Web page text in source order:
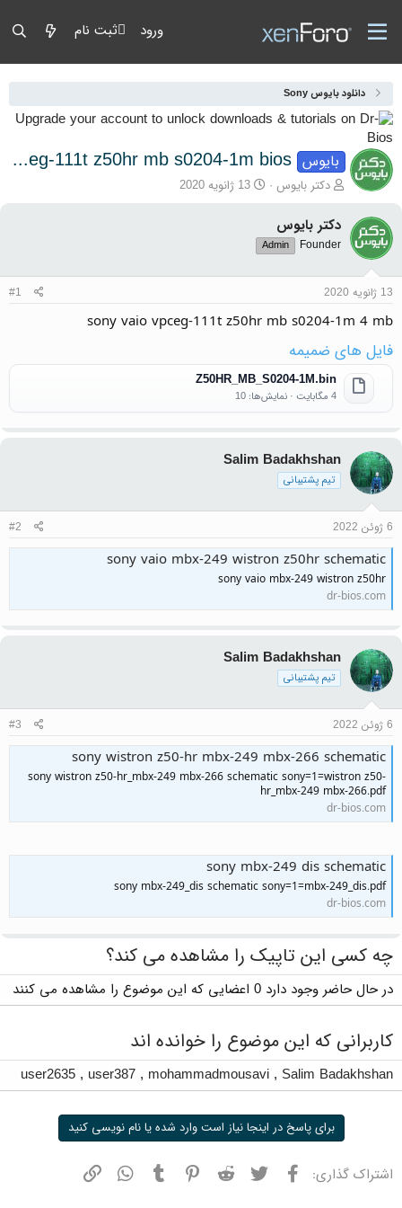
ورود ثبت نام
دانلود بایوس Sony
بایوس sony vaio vpceg-111t z50hr mb s0204-1m bios
آغازگر گفتمان
دکتر بایوس تاریخ شروع
13 ژانویه 2020
دکتر بایوس
Founder
Admin
13 ژانویه 2020 #1
sony vaio vpceg-111t z50hr mb s0204-1m 4 mb
فایل های ضمیمه
Z50HR_MB_S0204-1M.bin
4 مگابایت · نمایش‌ها: 10
Salim Badakhshan
تیم پشتیبانی
6 ژوئن 2022 #2
sony vaio mbx-249 wistron z50hr schematic
sony vaio mbx-249 wistron z50hr
dr-bios.com
Salim Badakhshan
تیم پشتیبانی
6 ژوئن 2022 #3
sony wistron z50-hr mbx-249 mbx-266 schematic
sony wistron z50-hr_mbx-249 mbx-266 schematic sony=1=wistron z50-
hr_mbx-249 mbx-266.pdf
dr-bios.com
sony mbx-249 dis schematic
sony mbx-249_dis schematic sony=1=mbx-249_dis.pdf
dr-bios.com
چه کسی این تاپیک را مشاهده می کند؟
در حال حاضر وجود دارد 0 اعضایی که این موضوع را مشاهده می کنند
کاربرانی که این موضوع را خوانده اند
Salim Badakhshan
,
mohammadmousavi
,
user387
,
user2635
برای پاسخ در اینجا نیاز است وارد شده یا نام نویسی کنید
اشتراک گذاری: فیسبوک توییتر ردیت پینترستتامبلر واتسپ